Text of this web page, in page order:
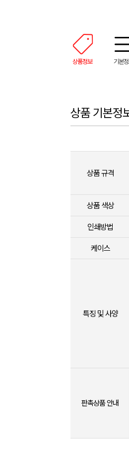
상품정보 기본
상품 기본정
상품 규격
상품 색상
인쇄방법
케이스
특징 및 사양
판촉상품 안내